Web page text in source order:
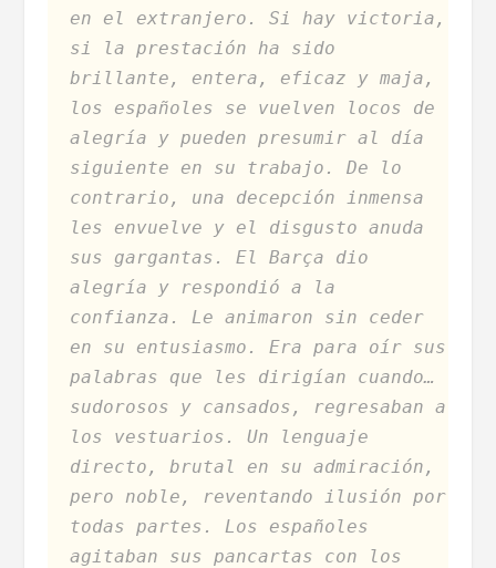
en el extranjero. Si hay victoria,
si la prestación ha sido
brillante, entera, eficaz y maja,
los españoles se vuelven locos de
alegría y pueden presumir al día
siguiente en su trabajo. De lo
contrario, una decepción inmensa
les envuelve y el disgusto anuda
sus gargantas. El Barça dio
alegría y respondió a la
confianza. Le animaron sin ceder
en su entusiasmo. Era para oír sus
palabras que les dirigían cuando…
sudorosos y cansados, regresaban a
los vestuarios. Un lenguaje
directo, brutal en su admiración,
pero noble, reventando ilusión por
todas partes. Los españoles
agitaban sus pancartas con los